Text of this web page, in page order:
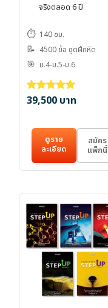
จริงตลอด 6 ปี
⏱️ 140 ชม.
📝 4500 ข้อ ชุดฝึกหัด
🎯 ม.4-ม.5-ม.6
ให้คะแนน5.00
39,500 บาท
ดูราย
ละเอียด
สมัคร
แพ็กนี้